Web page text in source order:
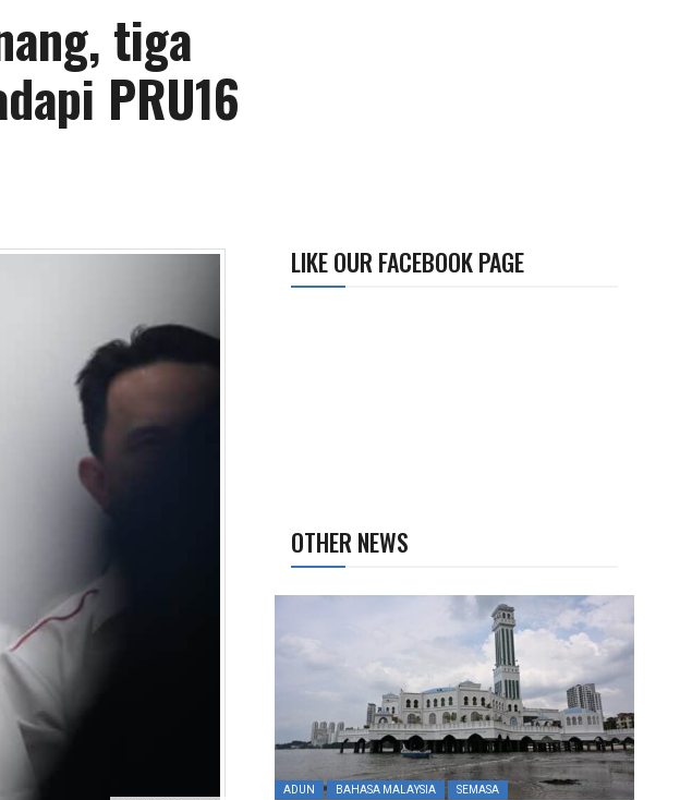
tiga
PRU16
LIKE OUR FACEBOOK PAGE
OTHER NEWS
ADUN BAHASA MALAYSIA SEMASA